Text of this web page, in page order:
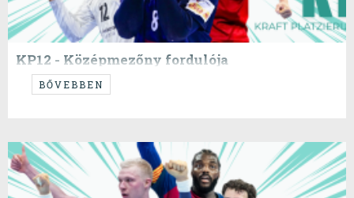
KP12 - Középmezőny fordulója
BŐVEBBEN